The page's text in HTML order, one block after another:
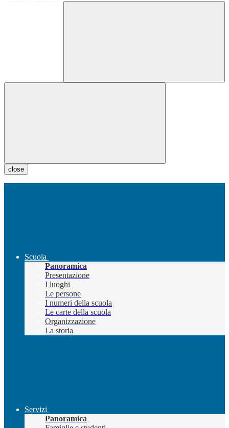
close
Scuola
Panoramica
Presentazione
I luoghi
Le persone
I numeri della scuola
Le carte della scuola
Organizzazione
La storia
Servizi
Panoramica